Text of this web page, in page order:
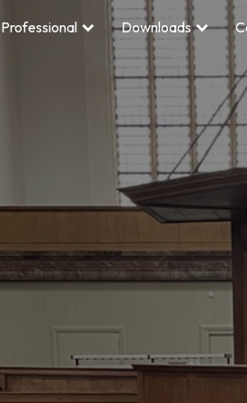
Professional Downloads